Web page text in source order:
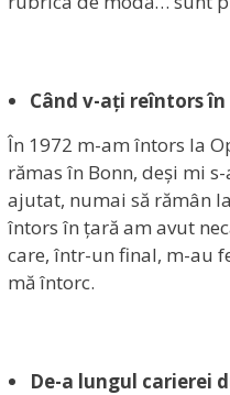
Când v-ați reîntors în
În 1972 m-am întors la
rămas în Bonn, deși mi
ajutat, numai să rămân
întors în țară am avut
care, într-un final, m-au
mă întorc.
De-a lungul carierei